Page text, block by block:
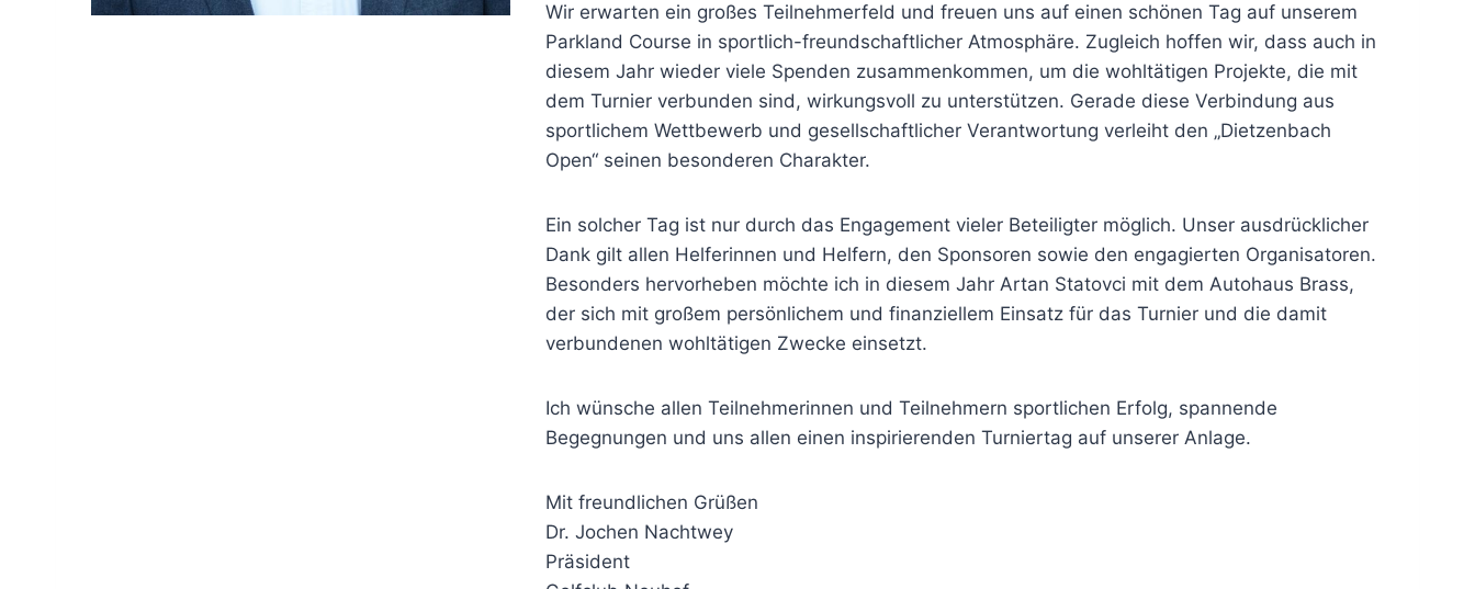
Wir erwarten ein großes Teilnehmerfeld und freuen uns auf einen schönen Tag auf unserem
Parkland Course in sportlich-freundschaftlicher Atmosphäre. Zugleich hoffen wir, dass auch in
diesem Jahr wieder viele Spenden zusammenkommen, um die wohltätigen Projekte, die mit
dem Turnier verbunden sind, wirkungsvoll zu unterstützen. Gerade diese Verbindung aus
sportlichem Wettbewerb und gesellschaftlicher Verantwortung verleiht den „Dietzenbach
Open“ seinen besonderen Charakter.
Ein solcher Tag ist nur durch das Engagement vieler Beteiligter möglich. Unser ausdrücklicher
Dank gilt allen Helferinnen und Helfern, den Sponsoren sowie den engagierten Organisatoren.
Besonders hervorheben möchte ich in diesem Jahr Artan Statovci mit dem Autohaus Brass,
der sich mit großem persönlichem und finanziellem Einsatz für das Turnier und die damit
verbundenen wohltätigen Zwecke einsetzt.
Ich wünsche allen Teilnehmerinnen und Teilnehmern sportlichen Erfolg, spannende
Begegnungen und uns allen einen inspirierenden Turniertag auf unserer Anlage.
Mit freundlichen Grüßen
Dr. Jochen Nachtwey
Präsident